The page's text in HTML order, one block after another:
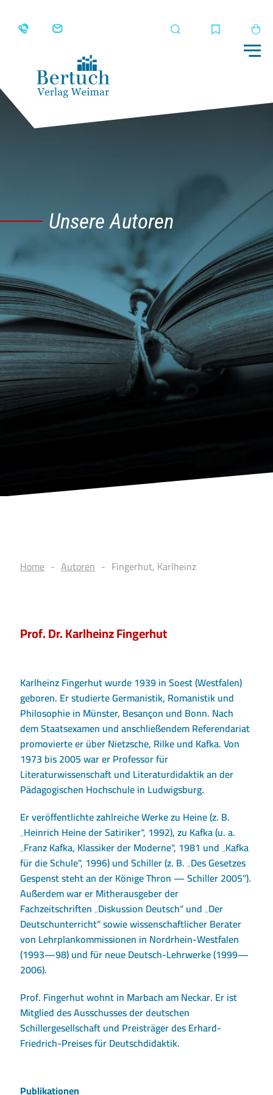
Merkliste
Unsere Autoren
Home Autoren Fingerhut, Karlheinz
Prof. Dr. Karlheinz Fingerhut
Karlheinz Fingerhut wurde 1939 in Soest (Westfalen)
geboren. Er studierte Germanistik, Romanistik und
Philosophie in Münster, Besançon und Bonn. Nach
dem Staatsexamen und anschließendem Referendariat
promovierte er über Nietzsche, Rilke und Kafka. Von
1973 bis 2005 war er Professor für
Literaturwissenschaft und Literaturdidaktik an der
Pädagogischen Hochschule in Ludwigsburg.
Er veröffentlichte zahlreiche Werke zu Heine (z. B.
„Heinrich Heine der Satiriker“, 1992), zu Kafka (u. a.
„Franz Kafka, Klassiker der Moderne“, 1981 und „Kafka
für die Schule", 1996) und Schiller (z. B. „Des Gesetzes
Gespenst steht an der Könige Thron — Schiller 2005").
Außerdem war er Mitherausgeber der
Fachzeitschriften „Diskussion Deutsch“ und „Der
Deutschunterricht“ sowie wissenschaftlicher Berater
von Lehrplankommissionen in Nordrhein-Westfalen
(1993—98) und für neue Deutsch-Lehrwerke (1999—
2006).
Prof. Fingerhut wohnt in Marbach am Neckar. Er ist
Mitglied des Ausschusses der deutschen
Schillergesellschaft und Preisträger des Erhard-
Friedrich-Preises für Deutschdidaktik.
Publikationen